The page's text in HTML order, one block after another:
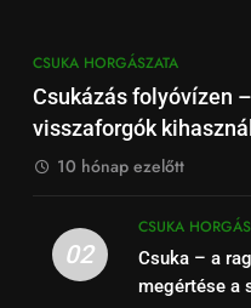
CSUKA HORGÁSZATA
Csukázás folyóvízen
visszaforgók
10 hónap ezelőtt
02
CSUKA
Csuka – a
megértése a